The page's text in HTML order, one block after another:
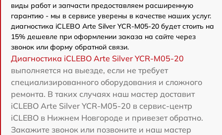
виды работ и запчасти предоставляем расширенную
гарантию - мы в сервисе уверены в качестве наших услуг.
диагностика iCLEBO Arte Silver YCR-M05-20 будет стоить на
15% дешевле при оформлении заказа на сайте через
звонок или форму обратной связи.
Диагностика iCLEBO Arte Silver YCR-M05-20
выполняется на выезде, если не требует
специализированного оборудования и сложного
ремонта. В таких случаях наш мастер доставит
iCLEBO Arte Silver YCR-M05-20 в сервис-центр
iCLEBO в Нижнем Новгороде и привезет обратно.
Закажите звонок или позвоните и наш мастер